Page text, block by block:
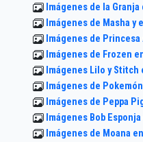
Imágenes de la
Imágenes de Masha y
Imágenes de
Imágenes de Frozen
Imágenes Lilo y Stitch
Imágenes de
Imágenes de Peppa
Imágenes Bob Esponja
Imágenes de Moana